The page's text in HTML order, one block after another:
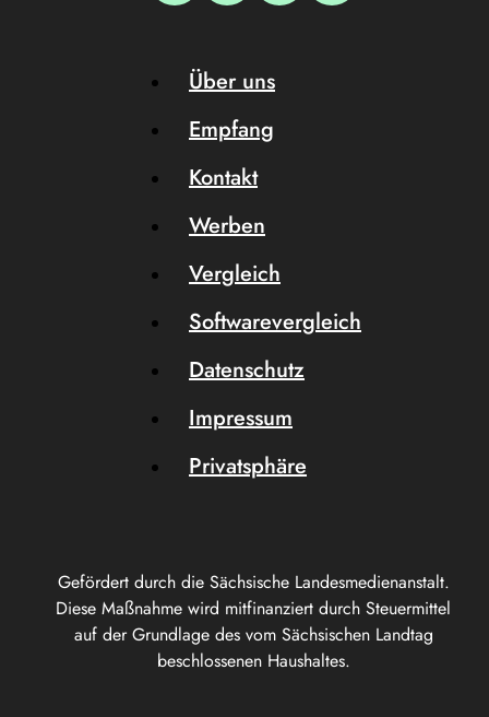
Gefördert durch die Sächsische Landesmedienanstalt.
Diese Maßnahme wird mitfinanziert durch Steuermittel
auf der Grundlage des vom Sächsischen Landtag
beschlossenen Haushaltes.
Über uns
Empfang
Kontakt
Werben
Vergleich
Softwarevergleich
Datenschutz
Impressum
Privatsphäre